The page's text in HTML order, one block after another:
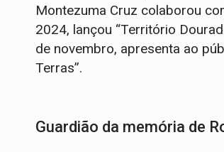
Montezuma Cruz colaborou
2024, lançou “Território
de novembro, apresenta ao
Terras”.
Guardião da memória de